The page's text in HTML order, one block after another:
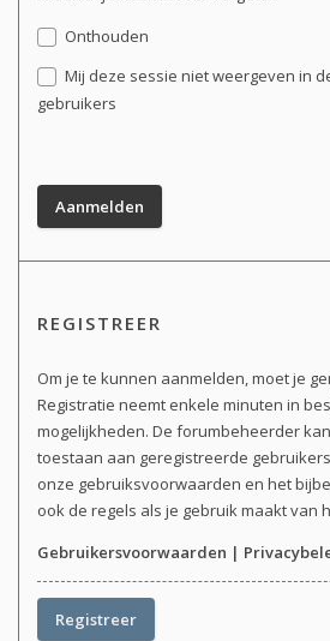
Onthouden
Mij deze sessie niet weergeven in
gebruikers
REGISTREER
Om je te kunnen aanmelden, moet je
Registratie neemt enkele minuten in
mogelijkheden. De forumbeheerder
toestaan aan geregistreerde
onze gebruiksvoorwaarden en het
ook de regels als je gebruik maakt van
Gebruikersvoorwaarden |
Registreer